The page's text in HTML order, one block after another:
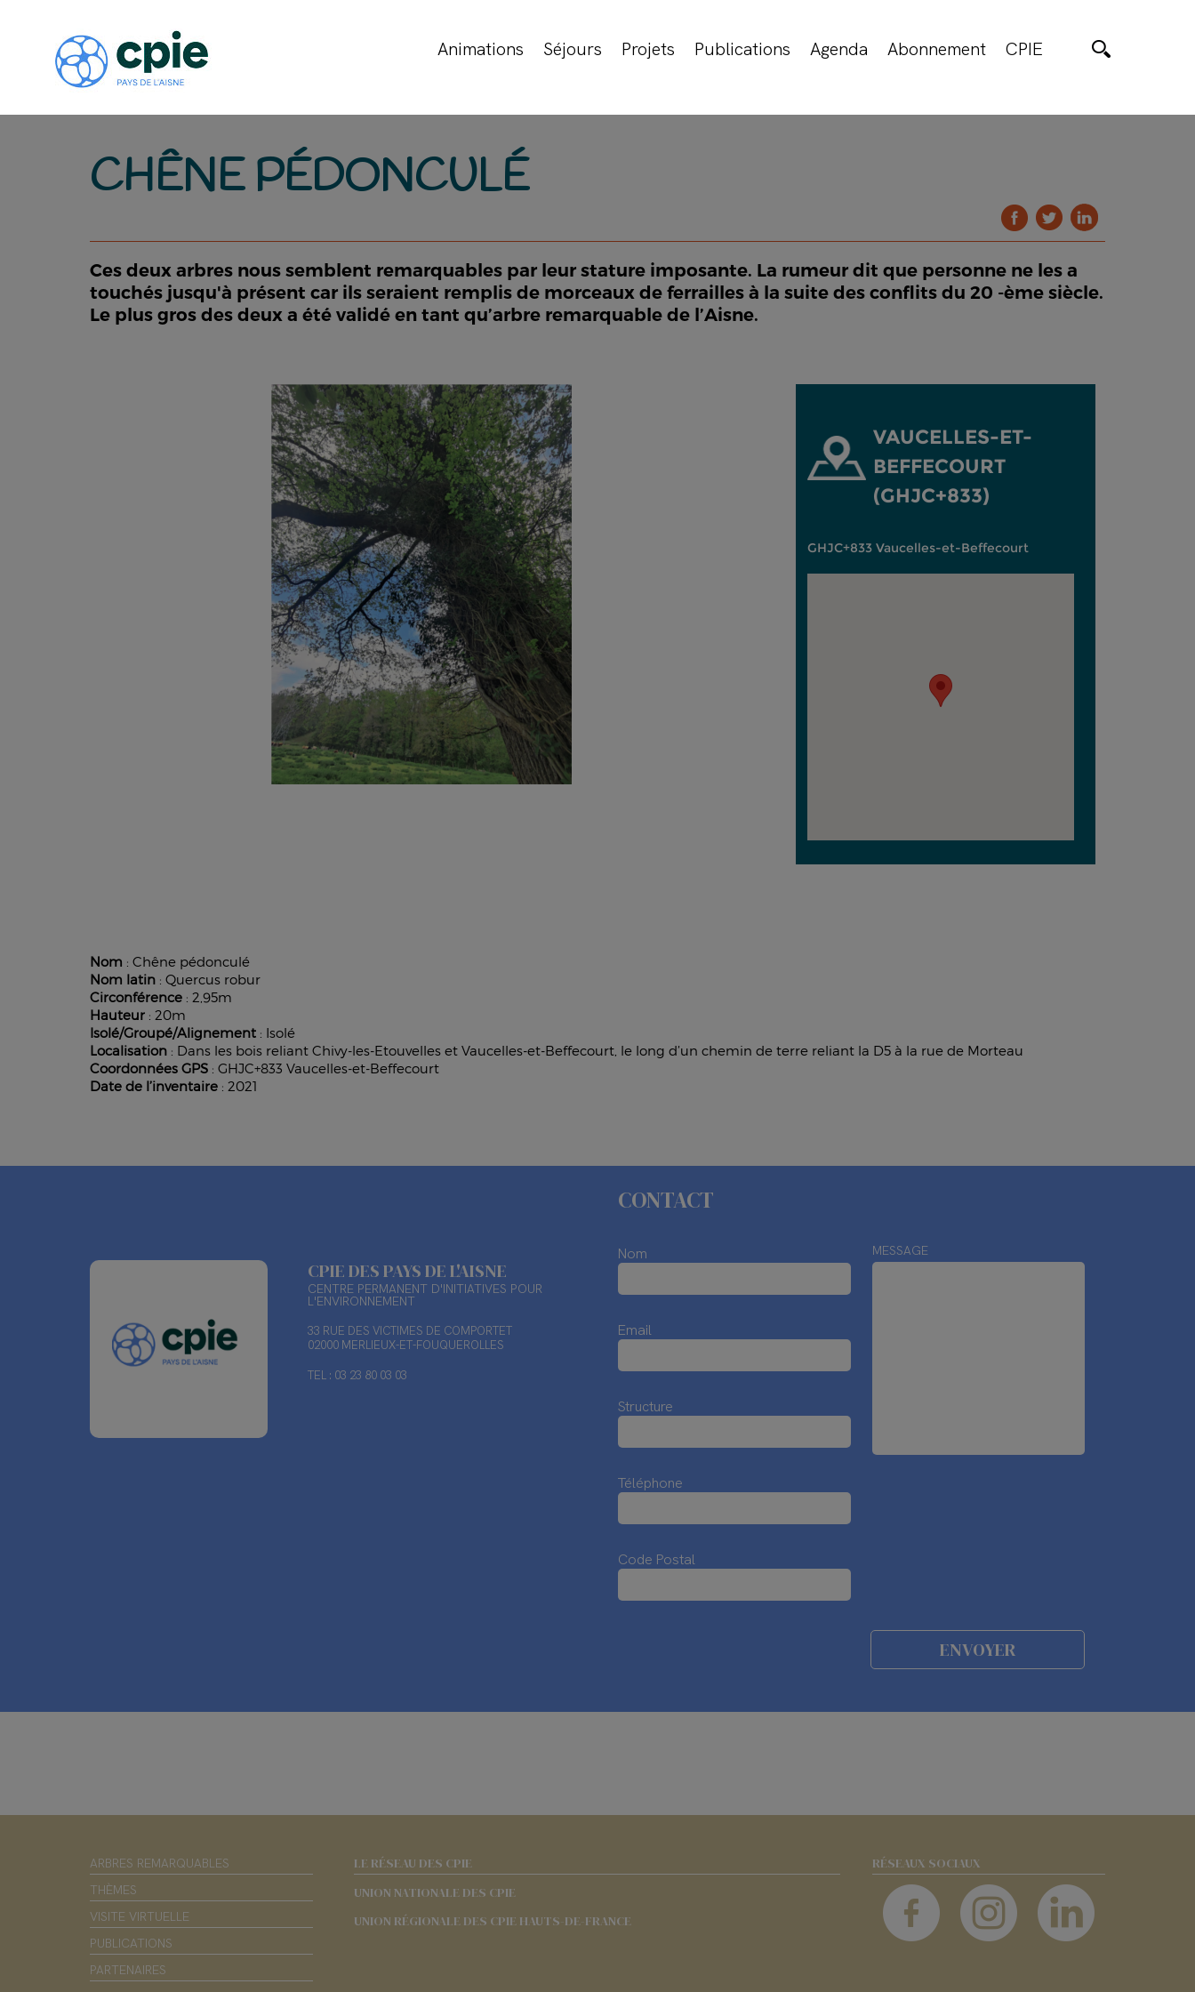
Animations Séjours Projets Publications Agenda Abonnement CPIE
CHÊNE PÉDONCULÉ
Ces deux arbres nous semblent remarquables par leur stature imposante. La rumeur dit que personne ne les a
touchés jusqu'à présent car ils seraient remplis de morceaux de ferrailles à la suite des conflits du 20 -ème siècle.
Le plus gros des deux a été validé en tant qu’arbre remarquable de l’Aisne.
VAUCELLES-ET-
BEFFECOURT
(GHJC+833)
GHJC+833 Vaucelles-et-Beffecourt
Nom : Chêne pédonculé
Nom latin : Quercus robur
Circonférence : 2,95m
Hauteur : 20m
Isolé/Groupé/Alignement : Isolé
Localisation : Dans les bois reliant Chivy-les-Etouvelles et Vaucelles-et-Beffecourt, le long d’un chemin de terre reliant la D5 à la rue de Morteau
Coordonnées GPS : GHJC+833 Vaucelles-et-Beffecourt
Date de l’inventaire : 2021
CPIE DES PAYS DE L'AISNE
CENTRE PERMANENT D'INITIATIVES POUR
L'ENVIRONNEMENT
33 RUE DES VICTIMES DE COMPORTET
02000 MERLIEUX-ET-FOUQUEROLLES
TEL : 03 23 80 03 03
CONTACT
Nom
Email
Structure
Téléphone
Code Postal
MESSAGE
ARBRES REMARQUABLES
THÈMES
VISITE VIRTUELLE
PUBLICATIONS
PARTENAIRES
LE RÉSEAU DES CPIE
UNION NATIONALE DES CPIE
UNION RÉGIONALE DES CPIE HAUTS-DE-FRANCE
RÉSEAUX SOCIAUX